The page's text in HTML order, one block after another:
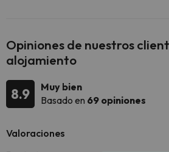
Opiniones de nuestros
alojamiento
8.9
Muy bien
Basado en 69 opiniones